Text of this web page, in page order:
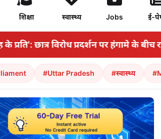
शिक्षा स्वास्थ्य Jobs ई-
के बीच राज्यसभा सभापति ने रिजिजू से
#Uttar Pradesh #स्वास्थ्य